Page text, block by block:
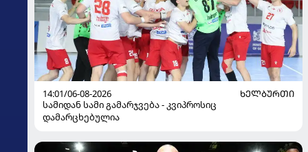
14:01/06-08-2026
ᲮᲔᲚᲑᲣᲠᲗᲘ
სამიდან სამი გამარჯვება - კვიპროსიც
დამარცხებულია